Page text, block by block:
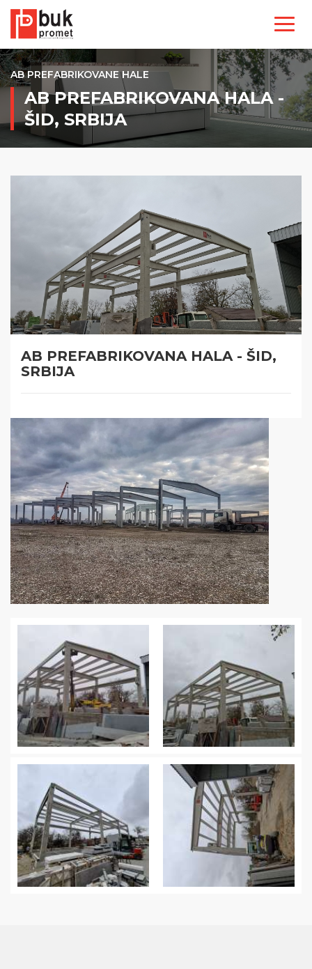
AB PREFABRIKOVANE HALE
AB PREFABRIKOVANA HALA -
ŠID, SRBIJA
AB PREFABRIKOVANA HALA - ŠID,
SRBIJA